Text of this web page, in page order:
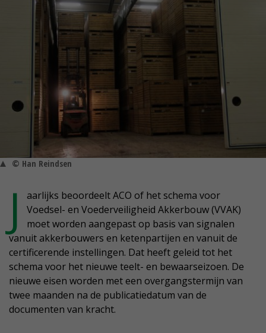
© Han Reindsen
J
aarlijks beoordeelt ACO of het schema voor
Voedsel- en Voederveiligheid Akkerbouw (VVAK)
moet worden aangepast op basis van signalen
vanuit akkerbouwers en ketenpartijen en vanuit de
certificerende instellingen. Dat heeft geleid tot het
schema voor het nieuwe teelt- en bewaarseizoen. De
nieuwe eisen worden met een overgangstermijn van
twee maanden na de publicatiedatum van de
documenten van kracht.